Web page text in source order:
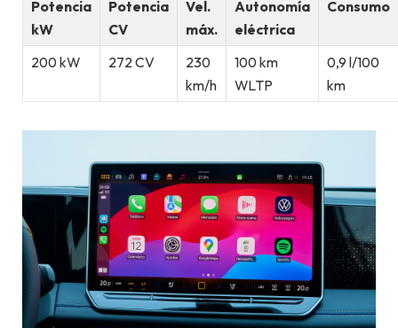
Potencia
kW
Potencia
CV
Vel.
máx.
Autonomía
eléctrica
Consumo
200 kW 272 CV
230
km/h
100 km
WLTP
0,9 l/100
km